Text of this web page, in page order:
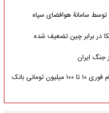
سامانۀ هوافضای سپاه
در برابر چین تضعیف شده
جنگ ایران
وام برای یارانه بگیران بدون ضامن | وام فوری ۱۰ تا ۱۰۰ میلیون تومانی بانک